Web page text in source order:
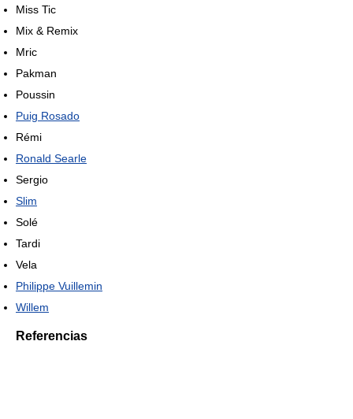
Miss Tic
Mix & Remix
Mric
Pakman
Poussin
Puig Rosado
Rémi
Ronald Searle
Sergio
Slim
Solé
Tardi
Vela
Philippe Vuillemin
Willem
Referencias